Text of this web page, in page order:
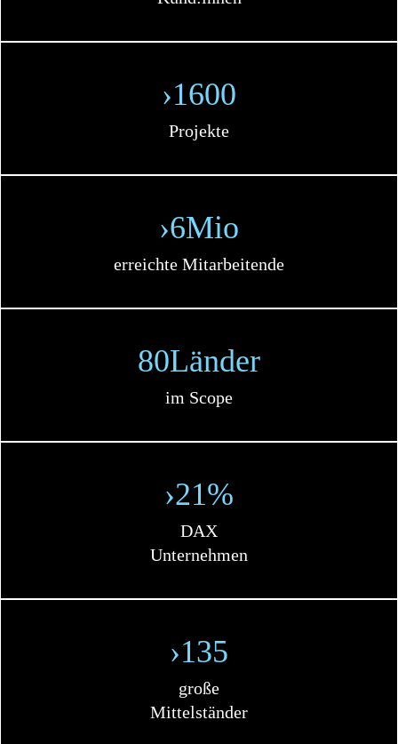
›1600
Projekte
›6Mio
erreichte Mitarbeitende
80Länder
im Scope
›21%
DAX
Unternehmen
›135
große
Mittelständer